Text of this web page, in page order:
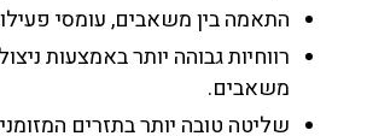
התאמה בין משאבים, עומסי פעילות
רווחיות גבוהה יותר באמצעות ניצול
משאבים.
שליטה טובה יותר בתזרים המזומנים